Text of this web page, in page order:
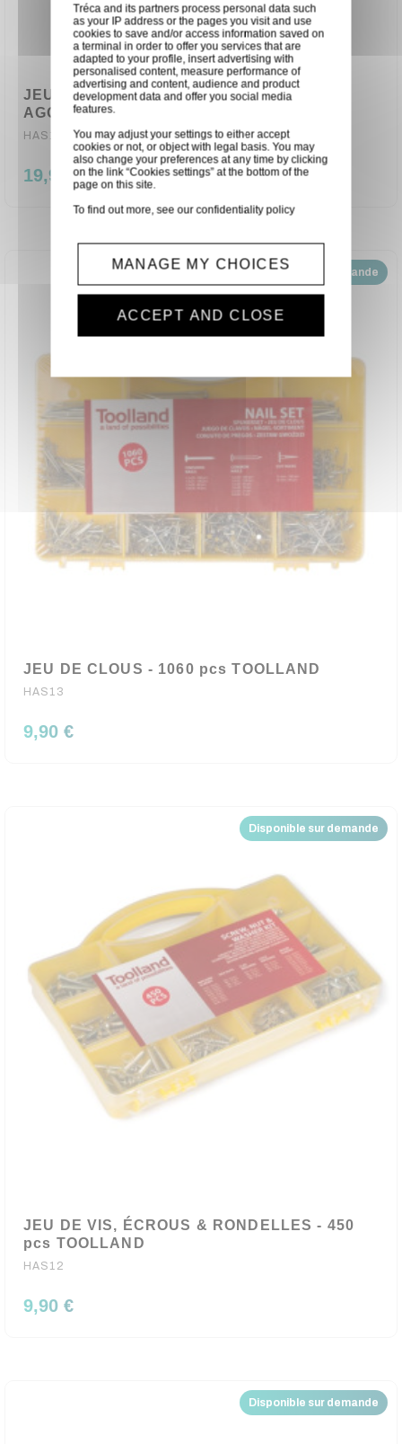
JEU DE CHEVILLES ET VIS POUR
AGGLOMÉRÉ - 632 pcs TOOLLAND
HAS14
19,90 €
Disponible sur demande
JEU DE CLOUS - 1060 pcs TOOLLAND
HAS13
9,90 €
Disponible sur demande
JEU DE VIS, ÉCROUS & RONDELLES - 450
pcs TOOLLAND
HAS12
9,90 €
Disponible sur demande
Tréca and its partners process personal data such
as your IP address or the pages you visit and use
cookies to save and/or access information saved on
a terminal in order to offer you services that are
adapted to your profile, insert advertising with
personalised content, measure performance of
advertising and content, audience and product
development data and offer you social media
features.
You may adjust your settings to either accept
cookies or not, or object with legal basis. You may
also change your preferences at any time by clicking
on the link “Cookies settings” at the bottom of the
page on this site.
To find out more, see ourconfidentiality policy
MANAGE MY CHOICES
ACCEPT AND CLOSE